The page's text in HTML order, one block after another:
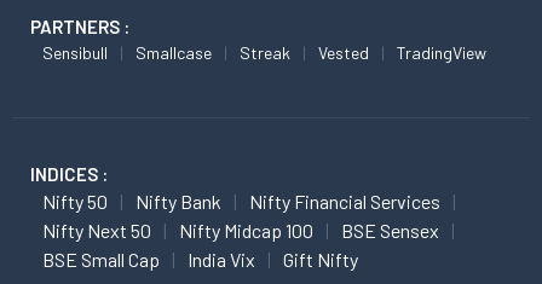
PARTNERS :
Sensibull Smallcase Streak Vested TradingView
INDICES :
Nifty 50 Nifty Bank
Nifty Financial Services
Nifty Next 50
Nifty Midcap 100
BSE Sensex
BSE Small Cap
India Vix Gift Nifty